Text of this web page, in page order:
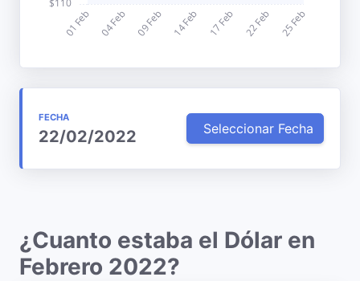
FECHA
22/02/2022 Seleccionar Fecha
¿Cuanto estaba el Dólar en
Febrero 2022?